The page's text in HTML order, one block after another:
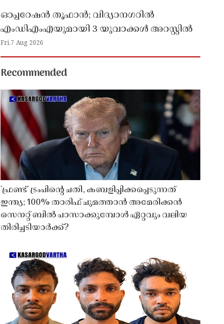
ഓപ്പറേഷൻ തൂഫാൻ; വിദ്യാനഗറിൽ
എംഡിഎംഎയുമായി 3 യുവാക്കൾ അറസ്റ്റിൽ
Fri,7 Aug 2026
Recommended
'ഫ്രണ്ട്' ട്രംപിന്റെ ചതി, കബളിപ്പിക്കപ്പെടുന്നത്
ഇന്ത്യ; 100% താരിഫ് ചുമത്താൻ അമേരിക്കൻ
സെനറ്റ് ബിൽ പാസാക്കുമ്പോൾ ഏറ്റവും വലിയ
തിരിച്ചടിയാർക്ക്?